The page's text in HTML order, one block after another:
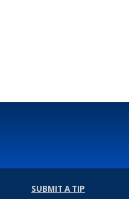
SUBMIT A TIP